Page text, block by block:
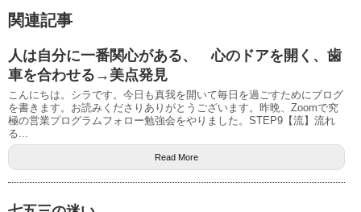
関連記事
人は自分に一番関心がある、 心のドアを開く、歯
車を合わせる→美点発見
こんにちは。シラです。今日も真我を開いて毎日を過ごすためにブログ
を書きます。お読みくださりありがとうございます。昨晩、Zoomで究
極の営業プログラムフォロー勉強会をやりました。STEP9【流】流れ
る...
Read More